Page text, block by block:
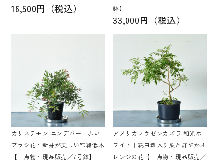
16,500円（税込）
鉢】
33,000円（税込）
カリステモン エンデバー｜赤い
ブラシ花・新芽が美しい常緑低木
【一点物・現品販売／7号鉢】
アメリカノウゼンカズラ 和光ホ
ワイト｜純白斑入り葉と鮮やかオ
レンジの花【一点物・現品販売／